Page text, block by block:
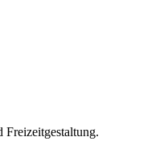
Freizeitgestaltung.